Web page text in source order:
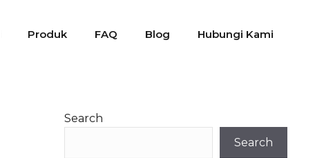
Produk FAQ Blog Hubungi Kami
Search
Search